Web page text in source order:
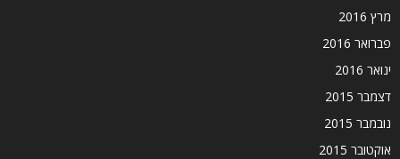
מרץ 2016
פברואר 2016
ינואר 2016
דצמבר 2015
נובמבר 2015
אוקטובר 2015